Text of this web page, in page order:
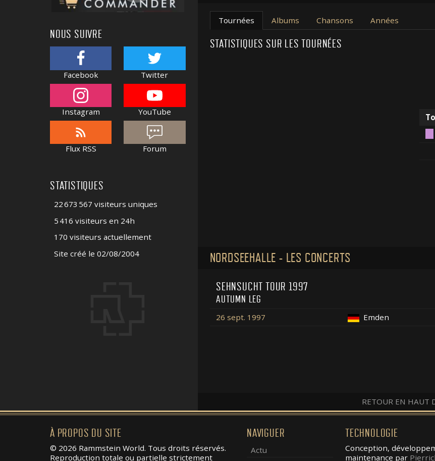
Tournées Albums Chansons Années
STATISTIQUES SUR LES TOURNÉES
NORDSEEHALLE - LES CONCERTS
SEHNSUCHT TOUR 1997
AUTUMN LEG
26 sept. 1997 Emden
RETOUR EN HAUT
NOUS SUIVRE
Facebook Twitter
Instagram YouTube
Flux RSS Forum
STATISTIQUES
22 673 567 visiteurs uniques
5 416 visiteurs en 24h
170 visiteurs actuellement
Site créé le 02/08/2004
À PROPOS DU SITE
© 2026 Rammstein World. Tous droits réservés.
Reproduction totale ou partielle strictement
NAVIGUER
Actu
TECHNOLOGIE
Conception,
maintenance par